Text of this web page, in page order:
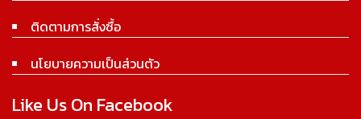
ติดตามการสั่งซื้อ
นโยบายความเป็นส่วนตัว
Like Us On Facebook